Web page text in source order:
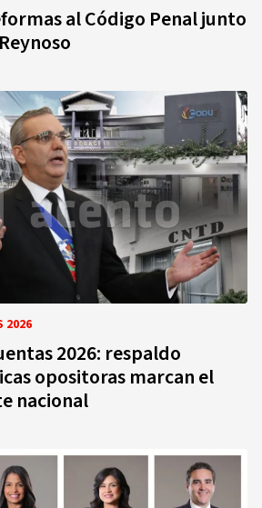
al Código Penal junto
2026
2026: respaldo
opositoras marcan el
nacional